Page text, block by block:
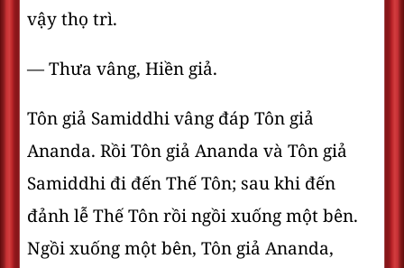
vậy thọ trì.
— Thưa vâng, Hiền giả.
Tôn giả Samiddhi vâng đáp Tôn giả
Ananda. Rồi Tôn giả Ananda và Tôn giả
Samiddhi đi đến Thế Tôn; sau khi đến
đảnh lễ Thế Tôn rồi ngồi xuống một bên.
Ngồi xuống một bên, Tôn giả Ananda,